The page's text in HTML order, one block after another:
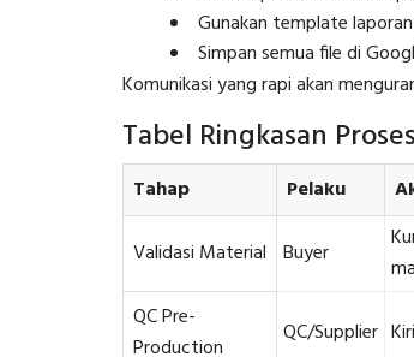
Gunakan template
Simpan semua file di
Komunikasi yang rapi akan
Tabel Ringkasan Proses
Tahap Pelaku
Validasi Material Buyer
QC Pre-
Production
QC/Supplier